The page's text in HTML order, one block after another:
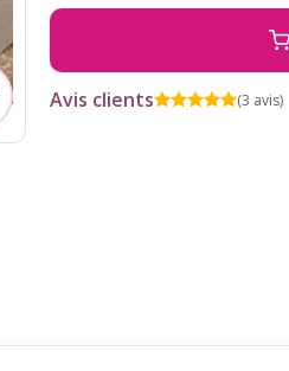
Avis clients (3 avis)